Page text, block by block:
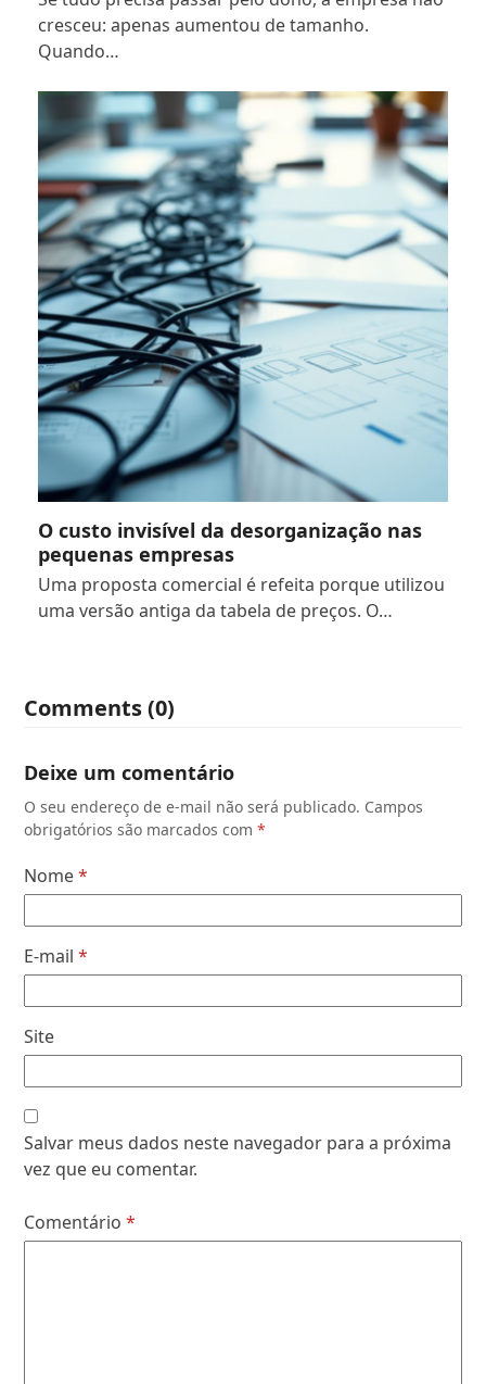
cresceu: apenas aumentou de tamanho.
Quando…
O custo invisível da desorganização nas
pequenas empresas
Uma proposta comercial é refeita porque utilizou
uma versão antiga da tabela de preços. O…
Comments (0)
Deixe um comentário
O seu endereço de e-mail não será publicado. Campos
obrigatórios são marcados com*
Nome*
E-mail*
Site
Salvar meus dados neste navegador para a próxima
vez que eu comentar.
Comentário*